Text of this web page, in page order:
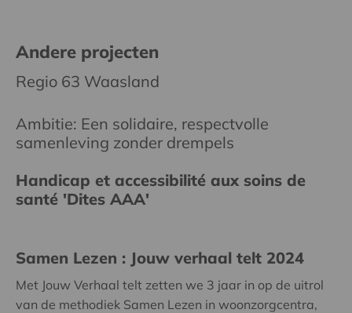
Andere projecten
Regio 63 Waasland
Ambitie: Een solidaire, respectvolle
samenleving zonder drempels
Handicap et accessibilité aux soins de
santé 'Dites AAA'
Samen Lezen : Jouw verhaal telt 2024
Met Jouw Verhaal telt zetten we 3 jaar in op de uitrol
van de methodiek Samen Lezen in woonzorgcentra,